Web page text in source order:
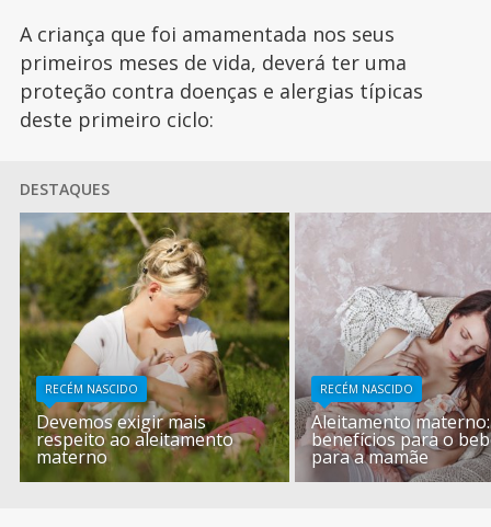
A criança que foi amamentada nos seus
primeiros meses de vida, deverá ter uma
proteção contra doenças e alergias típicas
deste primeiro ciclo:
DESTAQUES
RECÉM NASCIDO
Devemos exigir mais
respeito ao aleitamento
materno
RECÉM NASCIDO
Aleitamento materno:
benefícios para o
para a mamãe